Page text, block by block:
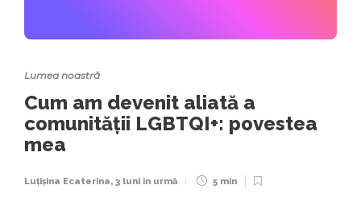
Lumea noastră
Cum am devenit aliată a
comunității LGBTQI+: povestea
mea
Luțișina Ecaterina, 3 luni în urmă 5 min